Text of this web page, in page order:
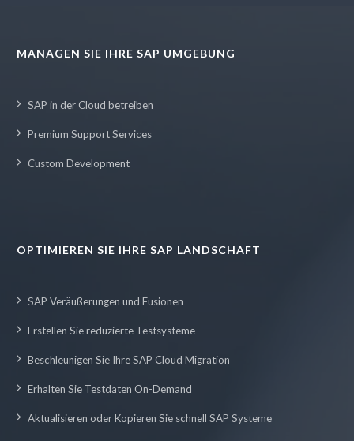
MANAGEN SIE IHRE SAP UMGEBUNG
SAP in der Cloud betreiben
Premium Support Services
Custom Development
OPTIMIEREN SIE IHRE SAP LANDSCHAFT
SAP Veräußerungen und Fusionen
Erstellen Sie reduzierte Testsysteme
Beschleunigen Sie Ihre SAP Cloud Migration
Erhalten Sie Testdaten On-Demand
Aktualisieren oder Kopieren Sie schnell SAP Systeme